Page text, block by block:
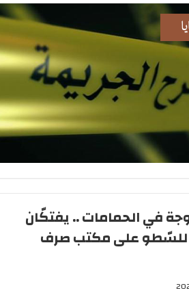
في الحمامات .. يفتكّان
على مكتب صرف